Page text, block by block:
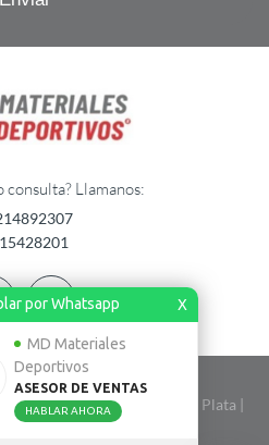
por Whatsapp X
MD Materiales
Deportivos
ASESOR DE VENTAS
HABLAR AHORA
consulta? Llamanos:
2 n� 1724 entre 67 y 68 - La Plata |
Reservados. 2026